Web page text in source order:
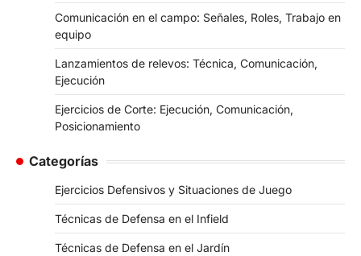
Comunicación en el campo: Señales, Roles, Trabajo en
equipo
Lanzamientos de relevos: Técnica, Comunicación,
Ejecución
Ejercicios de Corte: Ejecución, Comunicación,
Posicionamiento
Categorías
Ejercicios Defensivos y Situaciones de Juego
Técnicas de Defensa en el Infield
Técnicas de Defensa en el Jardín